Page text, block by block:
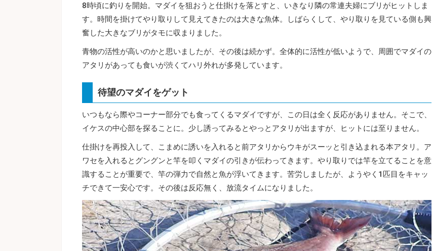
8時頃に釣りを開始。マダイを狙おうと仕掛けを落とすと、いきなり隣の常連夫婦にブリがヒットしま
す。時間を掛けてやり取りして見えてきたのは大きな魚体。しばらくして、やり取りを見ている側も興
奮した大きなブリがタモに収まりました。
青物の活性が高いのかと思いましたが、その後は続かず。全体的に活性が低いようで、周囲でマダイの
アタリがあっても食いが渋くてハリ外れが多発しています。
待望のマダイをゲット
いつもなら際やコーナー部分でも食ってくるマダイですが、この日は全く反応がありません。そこで、
イケスの中心部を探ることに。少し誘ってみるとやっとアタリが出ますが、ヒットには至りません。
仕掛けを再投入して、こまめに誘いを入れると前アタリからウキがスーッと引き込まれる本アタリ。ア
ワセを入れるとグングンと竿を叩くマダイの引きが伝わってきます。やり取りでは竿を立てることを意
識することが重要で、竿の弾力で自然と魚が浮いてきます。苦労しましたが、ようやく1匹目をキャッ
チできて一安心です。その後は反応無く、放流タイムになりました。